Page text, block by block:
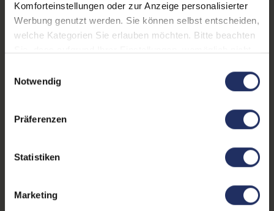
Komforteinstellungen oder zur Anzeige personalisierter
Werbung genutzt werden. Sie können selbst entscheiden,
welche Kategorien Sie erlauben möchten. Bitte beachten
Weitere Informationen finden Sie in
Notwendig
Präferenzen
Statistiken
Marketing
Produktbeschreibung
Produktschlüssel (Der Aufkleber befindet sich auf
Installation:
Windows11 64Bit vorinstalliert inklusive
GTIN/EAN: 4255665745674
Maße (LxBxH): 252 x 370 x 18,3 mm